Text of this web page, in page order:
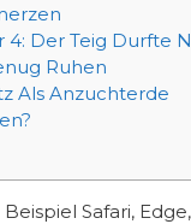
4: Der Teig Durfte
Ruhen
Als Anzuchterde
Safari,